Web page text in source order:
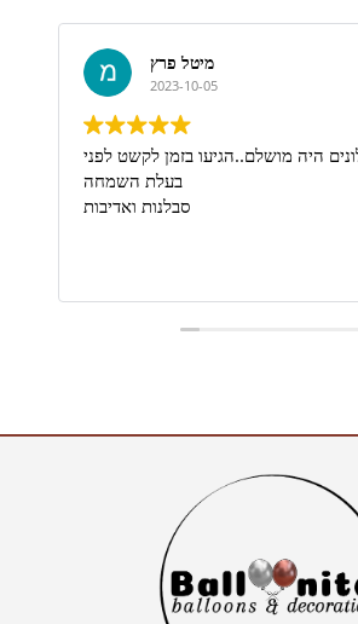
מיטל פרץ
2023-10-05
היה מושלם..הגיעו בזמן לקשט לפני
בעלת השמחה
סבלנות ואדיבות